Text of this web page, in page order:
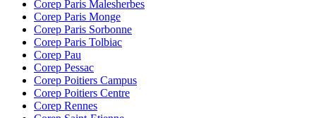
Corep Paris Malesherbes
Corep Paris Monge
Corep Paris Sorbonne
Corep Paris Tolbiac
Corep Pau
Corep Pessac
Corep Poitiers Campus
Corep Poitiers Centre
Corep Rennes